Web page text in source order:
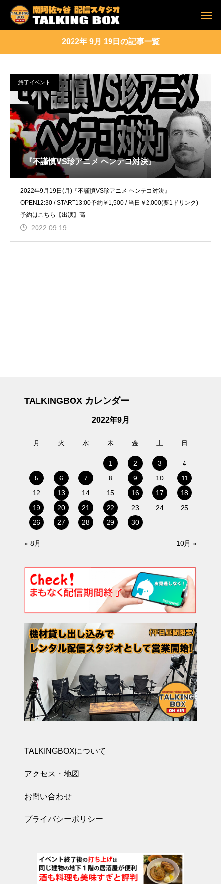
2022年 9月 19日の記事一覧
終了イベント
『不謹慎VS珍アニメ ヘンテコ対決』
2022年9月19日(月)『不謹慎VS珍アニメ ヘンテコ対決』
OPEN12:30 / START13:00予約￥1,500 / 当日￥2,000(要1ドリンク)
予約はこちら【出演】高
2022.09.19
TALKINGBOX カレンダー
2022年9月
月 火 水 木 金 土 日
1 2 3
4
5
6 7 8 9 10
11
12
13 14 15 16 17
18
19
20 21 22 23 24
25
26
27 28 29 30
« 8月 10月 »
TALKINGBOXについて
アクセス・地図
お問い合わせ
プライバシーポリシー